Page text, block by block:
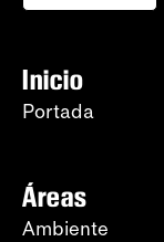
Inicio
Portada
Áreas
Ambiente